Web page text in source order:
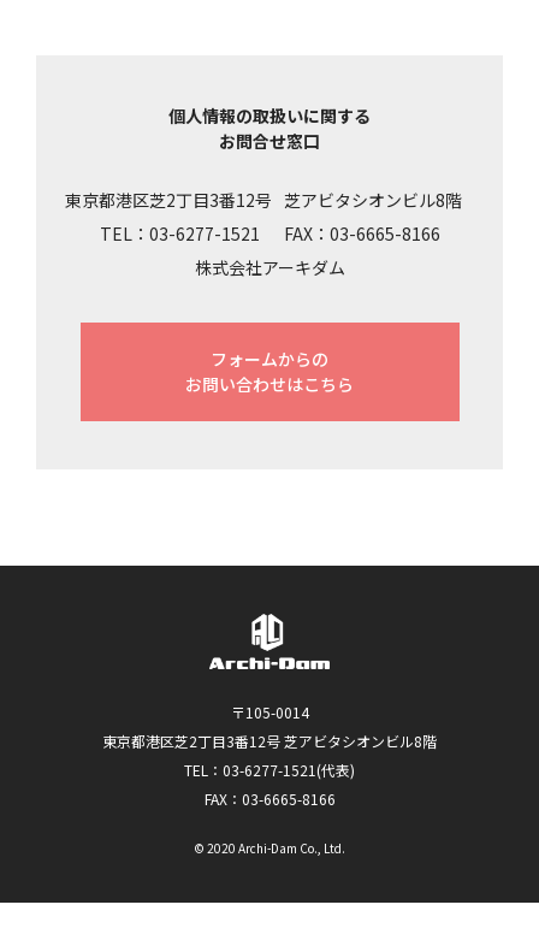
個人情報の取扱いに関する
お問合せ窓口
東京都港区芝2丁目3番12号 芝アビタシオンビル8階
TEL：03-6277-1521
FAX：03-6665-8166
株式会社アーキダム
フォームからの
お問い合わせはこちら
〒105-0014
東京都港区芝2丁目3番12号 芝アビタシオンビル8階
TEL：03-6277-1521(代表)
FAX：03-6665-8166
© 2020 Archi-Dam Co., Ltd.